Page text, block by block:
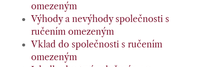
omezeným
Výhody a nevýhody společnosti s
ručením omezeným
Vklad do společnosti s ručením
omezeným